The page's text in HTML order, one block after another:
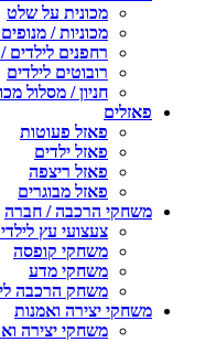
מכונית על שלט
מכוניות /
רחפנים
רובוטים לילדים
חניון / מסלול
פאזלים
פאזל פעוטות
פאזל ילדים
פאזל ריצפה
פאזל מבוגרים
משחקי הרכבה / חברה
צעצועי עץ
משחקי קופסה
משחקי מדע
משחק הרכבה
משחקי יצירה ואמנות
משחקי יצירה